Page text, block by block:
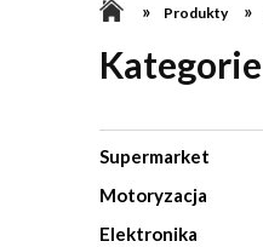
» Produkty »
Kategorie
Supermarket
Motoryzacja
Elektronika